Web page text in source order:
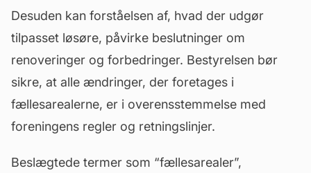
Desuden kan forståelsen af, hvad der udgør
tilpasset løsøre, påvirke beslutninger om
renoveringer og forbedringer. Bestyrelsen bør
sikre, at alle ændringer, der foretages i
fællesarealerne, er i overensstemmelse med
foreningens regler og retningslinjer.
Beslægtede termer som “fællesarealer”,